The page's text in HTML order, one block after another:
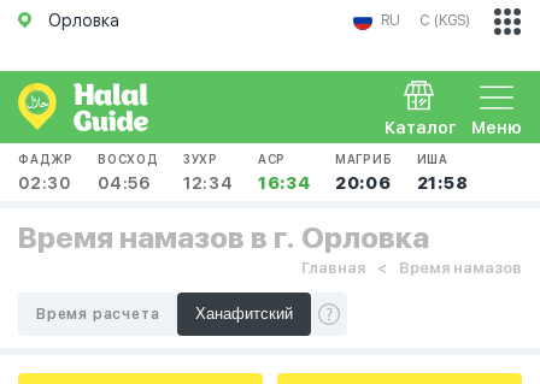
Орловка RU С (KGS)
Меню
Каталог
ФАДЖР
02:30
ВОСХОД
04:56
ЗУХР
12:34
АСР
16:34
МАГРИБ
20:06
ИША
21:58
Время намазов в г. Орловка
Главная Время намазов
Время расчета